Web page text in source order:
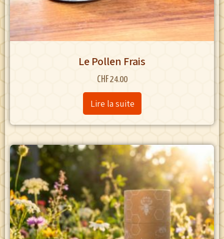
Le Pollen Frais
CHF24.00
Lire la suite